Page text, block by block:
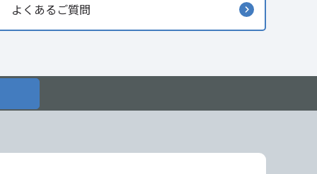
よくあるご質問